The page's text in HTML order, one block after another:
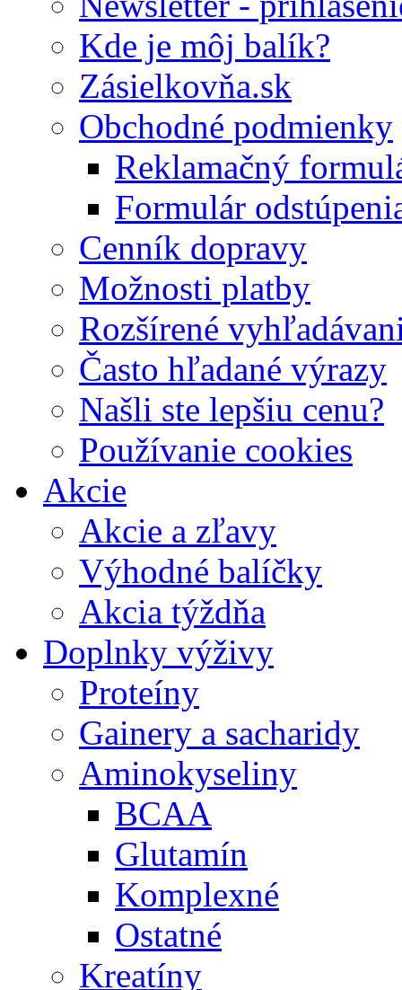
Kde je môj balík?
Zásielkovňa.sk
Obchodné podmienky
Reklamačný
Formulár
Cenník dopravy
Možnosti platby
Rozšírené
Často hľadané výrazy
Našli ste lepšiu cenu?
Používanie cookies
Akcie
Akcie a zľavy
Výhodné balíčky
Akcia týždňa
Doplnky výživy
Proteíny
Gainery a sacharidy
Aminokyseliny
BCAA
Glutamín
Komplexné
Ostatné
Kreatíny